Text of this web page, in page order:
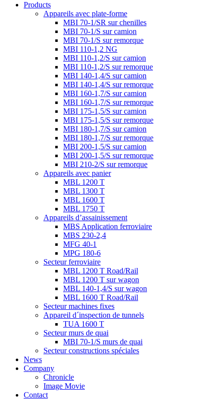
Products
Appareils avec plate-forme
MBI 70-1/SR sur chenilles
MBI 70-1/S sur camion
MBI 70-1/S sur remorque
MBI 110-1,2 NG
MBI 110-1,2/S sur camion
MBI 110-1,2/S sur remorque
MBI 140-1,4/S sur camion
MBI 140-1,4/S sur remorque
MBI 160-1,7/S sur camion
MBI 160-1,7/S sur remorque
MBI 175-1,5/S sur camion
MBI 175-1,5/S sur remorque
MBI 180-1,7/S sur camion
MBI 180-1,7/S sur remorque
MBI 200-1,5/S sur camion
MBI 200-1,5/S sur remorque
MBI 210-2/S sur remorque
Appareils avec panier
MBL 1200 T
MBL 1300 T
MBL 1600 T
MBL 1750 T
Appareils d’assainissement
MBS Application ferroviaire
MBS 230-2,4
MFG 40-1
MPG 180-6
Secteur ferroviaire
MBL 1200 T Road/Rail
MBL 1200 T sur wagon
MBL 140-1,4/S sur wagon
MBL 1600 T Road/Rail
Secteur machines fixes
Appareil d´inspection de tunnels
TUA 1600 T
Secteur murs de quai
MBI 70-1/S murs de quai
Secteur constructions spéciales
News
Company
Chronicle
Image Movie
Contact